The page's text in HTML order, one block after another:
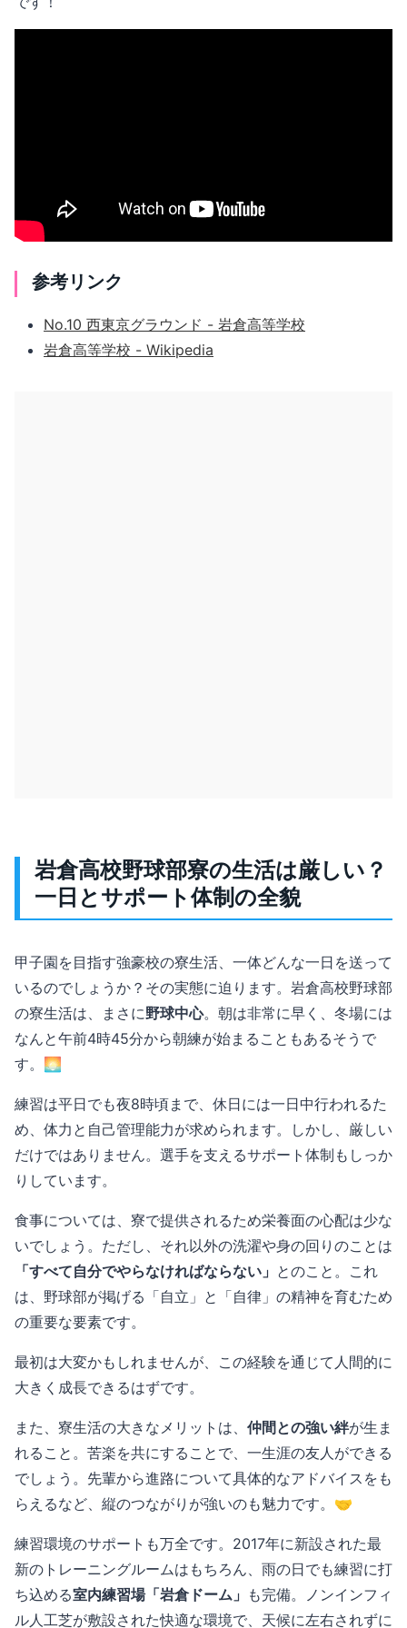
参考リンク
No.10 西東京グラウンド - 岩倉高等学校
岩倉高等学校 - Wikipedia
岩倉高校野球部寮の生活は厳しい？
一日とサポート体制の全貌
甲子園を目指す強豪校の寮生活、一体どんな一日を送って
いるのでしょうか？その実態に迫ります。岩倉高校野球部
の寮生活は、まさに野球中心。朝は非常に早く、冬場には
なんと午前4時45分から朝練が始まることもあるそうで
す。🌅
練習は平日でも夜8時頃まで、休日には一日中行われるた
め、体力と自己管理能力が求められます。しかし、厳しい
だけではありません。選手を支えるサポート体制もしっか
りしています。
食事については、寮で提供されるため栄養面の心配は少な
いでしょう。ただし、それ以外の洗濯や身の回りのことは
「すべて自分でやらなければならない」 とのこと。これ
は、野球部が掲げる「自立」と「自律」の精神を育むため
の重要な要素です。
最初は大変かもしれませんが、この経験を通じて人間的に
大きく成長できるはずです。
また、寮生活の大きなメリットは、 仲間との強い絆が生ま
れること。苦楽を共にすることで、一生涯の友人ができる
でしょう。先輩から進路について具体的なアドバイスをも
らえるなど、縦のつながりが強いのも魅力です。🤝
練習環境のサポートも万全です。2017年に新設された最
新のトレーニングルームはもちろん、雨の日でも練習に打
ち込める室内練習場「岩倉ドーム」 も完備。ノンインフィ
ル人工芝が敷設された快適な環境で、天候に左右されずに